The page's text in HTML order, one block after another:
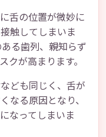
舌の位置が微妙に
触してしまいま
る歯列、親知らず
クが高まります。
ども同じく、舌が
なる原因となり、
なってしまいま